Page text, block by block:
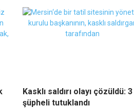
Kasklı saldırı olayı çözüldü: 3
şüpheli tutuklandı